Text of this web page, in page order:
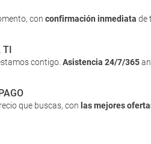
conconfirmación inmediatade
TI
contigo.Asistencia 24/7/365
que buscas, con las mejores